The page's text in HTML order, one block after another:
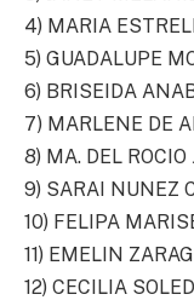
4) MARIA
5) GUADALUPE
6) BRISEIDA
7) MARLENE DE
8) MA. DEL
9) SARAI NUNEZ
10) FELIPA
11) EMELIN
12) CECILIA